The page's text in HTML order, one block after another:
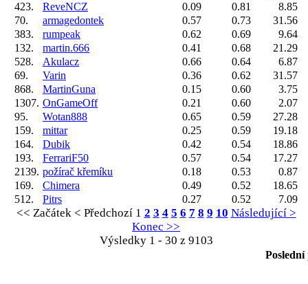
423.
ReveNCZ 0.09 0.81
8.85
70.
armagedontek 0.57 0.73
31.56
383.
rumpeak 0.62 0.69
9.64
132.
martin.666 0.41 0.68
21.29
528.
Akulacz 0.66 0.64
6.87
69.
Varin 0.36 0.62
31.57
868.
MartinGuna 0.15 0.60
3.75
1307. OnGameOff 0.21 0.60
2.07
95.
Wotan888 0.65 0.59
27.28
159.
mittar 0.25 0.59
19.18
164.
Dubik 0.42 0.54
18.86
193.
FerrariF50 0.57 0.54
17.27
2139. požírač křemíku 0.18 0.53
0.87
169.
Chimera 0.49 0.52
18.65
512.
Pitrs 0.27 0.52 7.09
<< Začátek < Předchozí 1 2 3 4 5 6 7 8 9 10 Následující >
Konec >>
Výsledky 1 - 30 z 9103